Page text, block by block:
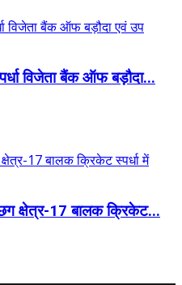
विजेता बैंक ऑफ बड़ौदा...
क्षेत्र-17 बालक क्रिकेट...